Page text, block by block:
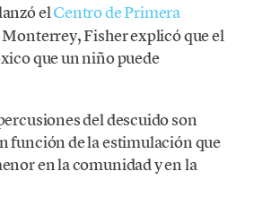
elCentro de Primera
Monterrey, Fisher explicó que el
que un niño puede
del descuido son
función de la estimulación que
en la comunidad y en la